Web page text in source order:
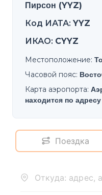
Пирсон (YYZ)
Код ИАТА: YYZ
ИКАО: CYYZ
Местоположение:
Часовой пояс:
Карта аэропорта:
находится по адресу